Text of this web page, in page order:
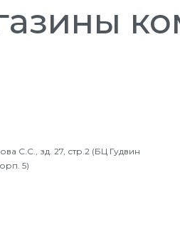
С.С., зд. 27, стр.2 (БЦ Гудвин
5)